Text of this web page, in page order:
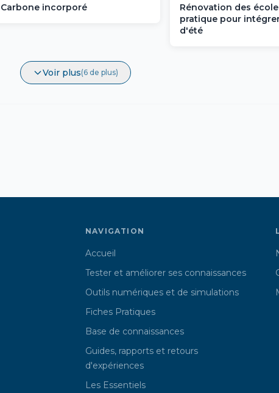
Carbone incorporé
Rénovation des
pratique pour
d'été
Voir plus(6 de plus)
NAVIGATION
Accueil
Tester et améliorer ses connaissances
Outils numériques et de simulations
Fiches Pratiques
Base de connaissances
Guides, rapports et retours
d'expériences
Les Essentiels